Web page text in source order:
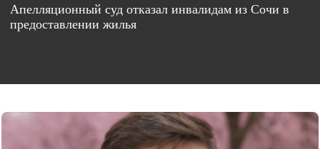
Апелляционный суд отказал инвалидам из Сочи в
предоставлении жилья